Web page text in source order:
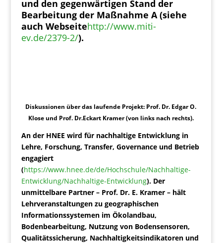
und den gegenwärtigen Stand der
Bearbeitung der Maßnahme A (siehe
auch Webseitehttp://www.miti-
ev.de/2379-2/).
Diskussionen über das laufende Projekt: Prof. Dr. Edgar O.
Klose und Prof. Dr.Eckart Kramer (von links nach rechts).
An der HNEE wird für nachhaltige Entwicklung in
Lehre, Forschung, Transfer, Governance und Betrieb
engagiert
(https://www.hnee.de/de/Hochschule/Nachhaltige-
Entwicklung/Nachhaltige-Entwicklung). Der
unmittelbare Partner – Prof. Dr. E. Kramer – hält
Lehrveranstaltungen zu geographischen
Informationssystemen im Ökolandbau,
Bodenbearbeitung, Nutzung von Bodensensoren,
Qualitätssicherung, Nachhaltigkeitsindikatoren und